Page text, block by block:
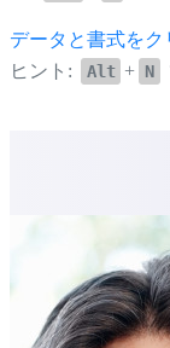
データと書式をク
ヒント:
Alt + N